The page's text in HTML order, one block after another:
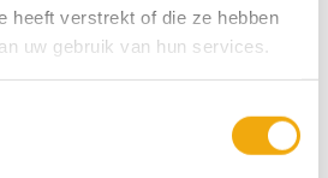
heeft verstrekt of die ze hebben
uw gebruik van hun services.